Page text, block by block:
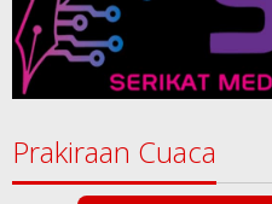
Prakiraan Cuaca